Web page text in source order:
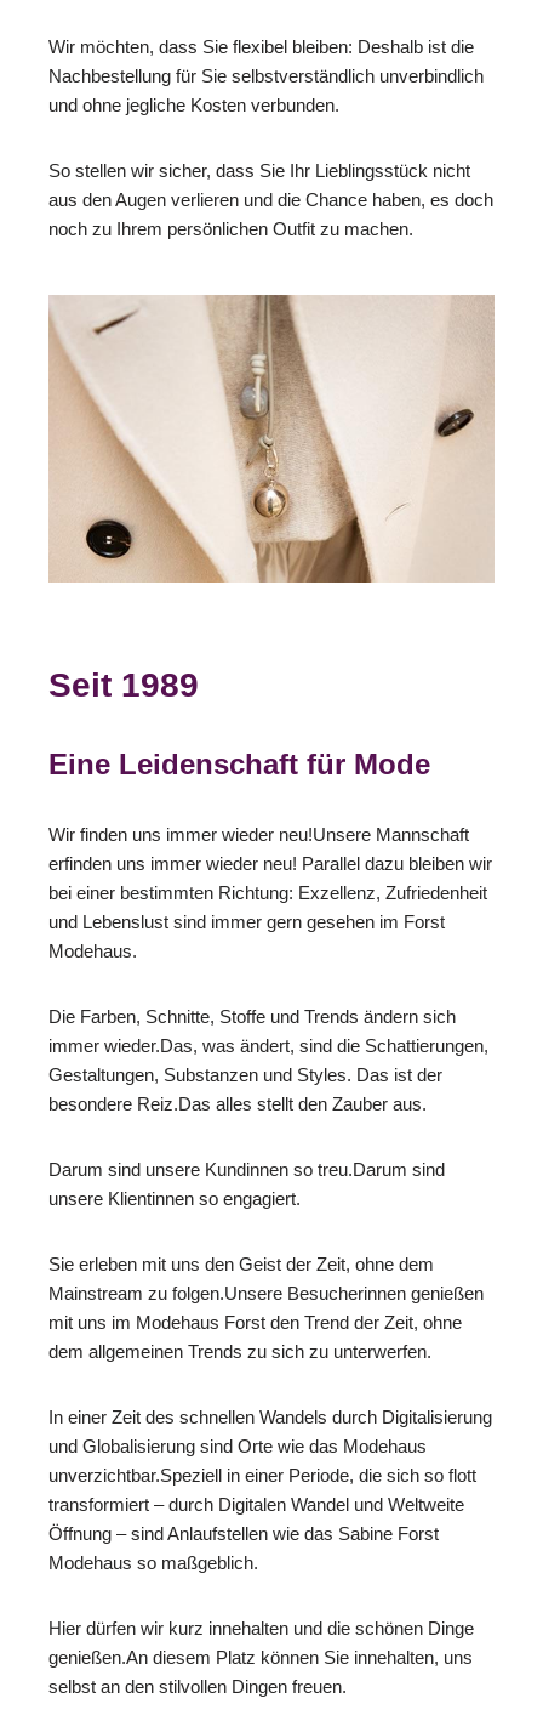
Wir möchten, dass Sie flexibel bleiben: Deshalb ist die
Nachbestellung für Sie selbstverständlich unverbindlich
und ohne jegliche Kosten verbunden.
So stellen wir sicher, dass Sie Ihr Lieblingsstück nicht
aus den Augen verlieren und die Chance haben, es doch
noch zu Ihrem persönlichen Outfit zu machen.
Seit 1989
Eine Leidenschaft für Mode
Wir finden uns immer wieder neu!Unsere Mannschaft
erfinden uns immer wieder neu! Parallel dazu bleiben wir
bei einer bestimmten Richtung: Exzellenz, Zufriedenheit
und Lebenslust sind immer gern gesehen im Forst
Modehaus.
Die Farben, Schnitte, Stoffe und Trends ändern sich
immer wieder.Das, was ändert, sind die Schattierungen,
Gestaltungen, Substanzen und Styles. Das ist der
besondere Reiz.Das alles stellt den Zauber aus.
Darum sind unsere Kundinnen so treu.Darum sind
unsere Klientinnen so engagiert.
Sie erleben mit uns den Geist der Zeit, ohne dem
Mainstream zu folgen.Unsere Besucherinnen genießen
mit uns im Modehaus Forst den Trend der Zeit, ohne
dem allgemeinen Trends zu sich zu unterwerfen.
In einer Zeit des schnellen Wandels durch Digitalisierung
und Globalisierung sind Orte wie das Modehaus
unverzichtbar.Speziell in einer Periode, die sich so flott
transformiert – durch Digitalen Wandel und Weltweite
Öffnung – sind Anlaufstellen wie das Sabine Forst
Modehaus so maßgeblich.
Hier dürfen wir kurz innehalten und die schönen Dinge
genießen.An diesem Platz können Sie innehalten, uns
selbst an den stilvollen Dingen freuen.